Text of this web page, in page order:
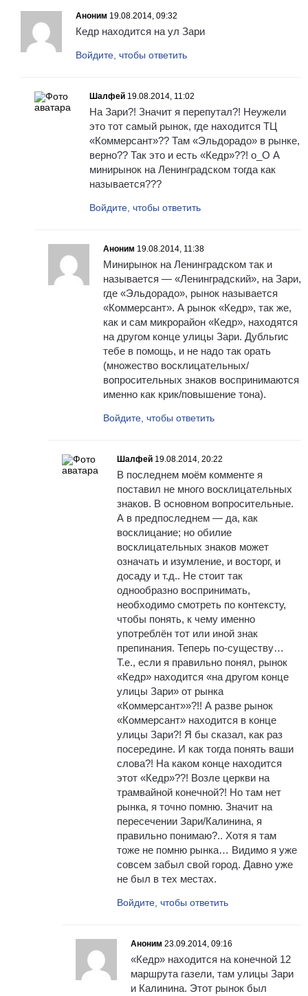
Аноним 19.08.2014, 09:32
Кедр находится на ул Зари
Войдите, чтобы ответить
Шалфей 19.08.2014, 11:02
На Зари?! Значит я перепутал?! Неужели
это тот самый рынок, где находится ТЦ
«Коммерсант»?? Там «Эльдорадо» в рынке,
верно?? Так это и есть «Кедр»??! о_О А
минирынок на Ленинградском тогда как
называется???
Войдите, чтобы ответить
Аноним 19.08.2014, 11:38
Минирынок на Ленинградском так и
называется — «Ленинградский», на Зари,
где «Эльдорадо», рынок называется
«Коммерсант». А рынок «Кедр», так же,
как и сам микрорайон «Кедр», находятся
на другом конце улицы Зари. Дубльгис
тебе в помощь, и не надо так орать
(множество восклицательных/
вопросительных знаков воспринимаются
именно как крик/повышение тона).
Войдите, чтобы ответить
Шалфей 19.08.2014, 20:22
В последнем моём комменте я
поставил не много восклицательных
знаков. В основном вопросительные.
А в предпоследнем — да, как
восклицание; но обилие
восклицательных знаков может
означать и изумление, и восторг, и
досаду и т.д.. Не стоит так
однообразно воспринимать,
необходимо смотреть по контексту,
чтобы понять, к чему именно
употреблён тот или иной знак
препинания. Теперь по-существу…
Т.е., если я правильно понял, рынок
«Кедр» находится «на другом конце
улицы Зари» от рынка
«Коммерсант»»?!! А разве рынок
«Коммерсант» находится в конце
улицы Зари?! Я бы сказал, как раз
посередине. И как тогда понять ваши
слова?! На каком конце находится
этот «Кедр»??! Возле церкви на
трамвайной конечной?! Но там нет
рынка, я точно помню. Значит на
пересечении Зари/Калинина, я
правильно понимаю?.. Хотя я там
тоже не помню рынка… Видимо я уже
совсем забыл свой город. Давно уже
не был в тех местах.
Войдите, чтобы ответить
Аноним 23.09.2014, 09:16
«Кедр» находится на конечной 12
маршрута газели, там улицы Зари
и Калинина. Этот рынок был